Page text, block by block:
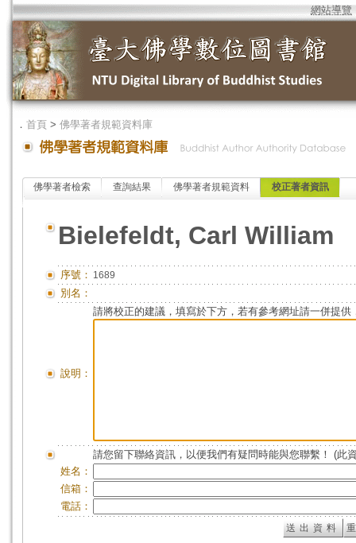
網站導覽
． 首頁 > 佛學著者規範資料庫
佛學著者檢索 查詢結果 佛學著者規範資料 校正著者資訊
Bielefeldt, Carl William
序號： 1689
別名：
說明：
請將校正的建議，填寫於下方，若有參考網址請一併提供
請您留下聯絡資訊，以便我們有疑問時能與您聯繫！ (此
姓名：
信箱：
電話：